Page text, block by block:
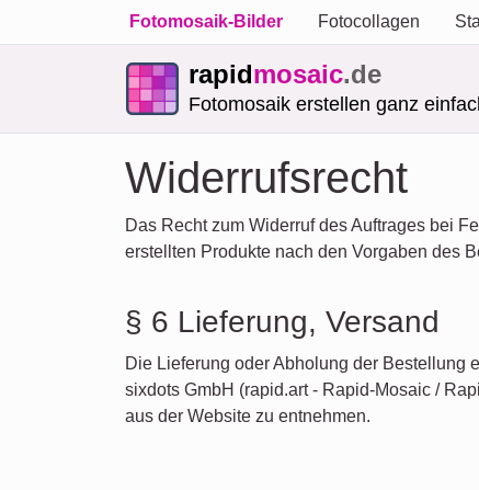
Fotomosaik-Bilder Fotocollagen
rapidmosaic.de
Fotomosaik erstellen ganz
Widerrufsrecht
Das Recht zum Widerruf des Auftrages bei
erstellten Produkte nach den Vorgaben des
§ 6 Lieferung, Versand
Die Lieferung oder Abholung der Bestellung
sixdots GmbH (rapid.art - Rapid-Mosaic /
aus der Website zu entnehmen.